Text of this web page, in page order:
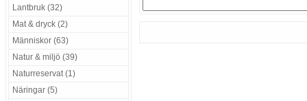
Lantbruk (32)
Mat & dryck (2)
Människor (63)
Natur & miljö (39)
Naturreservat (1)
Näringar (5)